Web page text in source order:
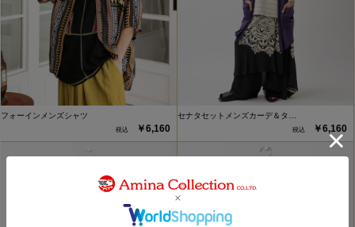
フォーインメンズシャツ
￥6,160
セナタセットメンズカーデ＆タ…
￥6,160